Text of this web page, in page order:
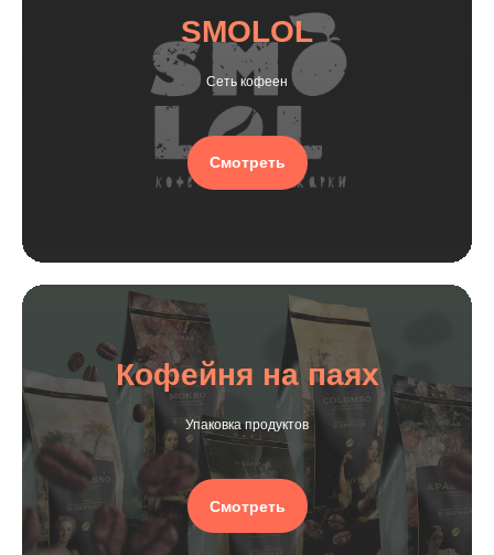
SMOLOL
Сеть кофеен
Смотреть
Кофейня на паях
Упаковка продуктов
Смотреть